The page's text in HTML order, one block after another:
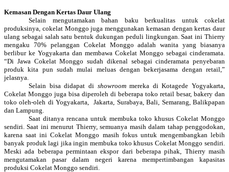
Kemasan Dengan Kertas Daur Ulang
Selain mengutamakan bahan baku berkualitas untuk cokelat
produksinya, cokelat Monggo juga menggunakan kemasan dengan kertas daur
ulang sebagai salah satu bentuk dukungan peduli lingkungan. Saat ini Thierry
mengaku 70% pelanggan Cokelat Monggo adalah wanita yang biasanya
berlibur ke Yogyakarta dan membawa Cokelat Monggo sebagai cinderamata.
“Di Jawa Cokelat Monggo sudah dikenal sebagai cinderamata penyebaran
produk kita pun sudah mulai meluas dengan bekerjasama dengan retail,”
jelasnya.
Selain bisa didapat di showroommereka di Kotagede Yogyakarta,
Cokelat Monggo juga bisa diperoleh di beberapa toko retail besar, bakery dan
toko oleh-oleh di Yogyakarta,
Jakarta, Surabaya, Bali, Semarang, Balikpapan
dan Lampung.
Saat ditanya rencana untuk membuka toko khusus Cokelat Monggo
sendiri. Saat ini menurut Thierry, semuanya masih dalam tahap penggodokan,
karena saat ini Cokelat Monggo masih fokus untuk mengembangkan lebih
banyak produk lagi jika ingin membuka toko khusus Cokelat Monggo sendiri.
Meski ada beberapa permintaan ekspor dari beberapa pihak, Thierry masih
mengutamakan pasar dalam negeri karena mempertimbangan kapasitas
produksi Cokelat Monggo sendiri.